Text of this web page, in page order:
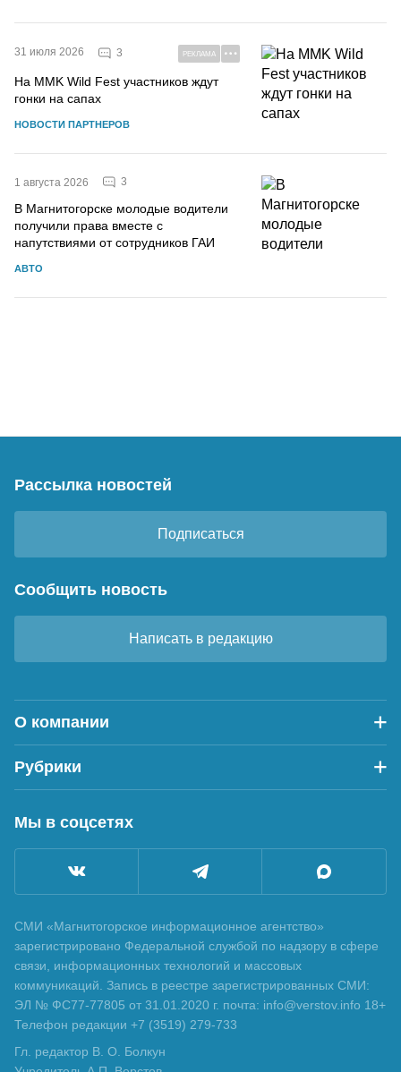
31 июля 2026 3 РЕКЛАМА
На MMK Wild Fest участников ждут
гонки на сапах
НОВОСТИ ПАРТНЕРОВ
1 августа 2026 3
В Магнитогорске молодые водители
получили права вместе с
напутствиями от сотрудников ГАИ
АВТО
Рассылка новостей
Подписаться
Сообщить новость
Написать в редакцию
О компании
Рубрики
Мы в соцсетях
СМИ «Магнитогорское информационное агентство»
зарегистрировано Федеральной службой по надзору в сфере
связи, информационных технологий и массовых
коммуникаций. Запись в реестре зарегистрированных СМИ:
ЭЛ № ФС77-77805 от 31.01.2020 г. почта: info@verstov.info 18+
Телефон редакции +7 (3519) 279-733
Гл. редактор В. О. Болкун